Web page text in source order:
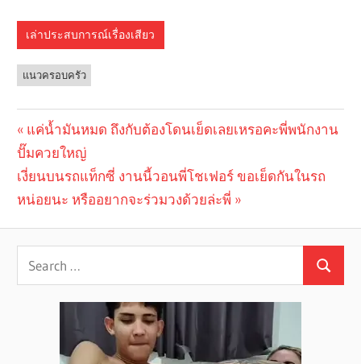
เล่าประสบการณ์เรื่องเสียว
แนวครอบครัว
Post
navigation
Previous
Post:
แค่น้ำมันหมด ถึงกับต้องโดนเย็ดเลยเหรอคะพี่พนักงาน
ปั๊มควยใหญ่
Next
Post:
เงี่ยนบนรถแท็กซี่ งานนี้วอนพี่โชเฟอร์ ขอเย็ดกันในรถ
หน่อยนะ หรืออยากจะร่วมวงด้วยล่ะพี่